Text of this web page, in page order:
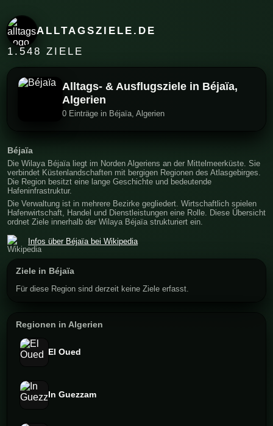
ALLTAGSZIELE.DE
1.548 ZIELE
Alltags- & Ausflugsziele in Béjaïa,
Algerien
0 Einträge in Béjaïa, Algerien
Béjaïa
Die Wilaya Béjaïa liegt im Norden Algeriens an der Mittelmeerküste. Sie
verbindet Küstenlandschaften mit bergigen Regionen des Atlasgebirges.
Die Region besitzt eine lange Geschichte und bedeutende
Hafeninfrastruktur.
Die Verwaltung ist in mehrere Bezirke gegliedert. Wirtschaftlich spielen
Hafenwirtschaft, Handel und Dienstleistungen eine Rolle. Diese Übersicht
ordnet Ziele innerhalb der Wilaya Béjaïa strukturiert ein.
Infos über Béjaïa bei Wikipedia
Ziele in Béjaïa
Für diese Region sind derzeit keine Ziele erfasst.
Regionen in Algerien
El Oued
In Guezzam